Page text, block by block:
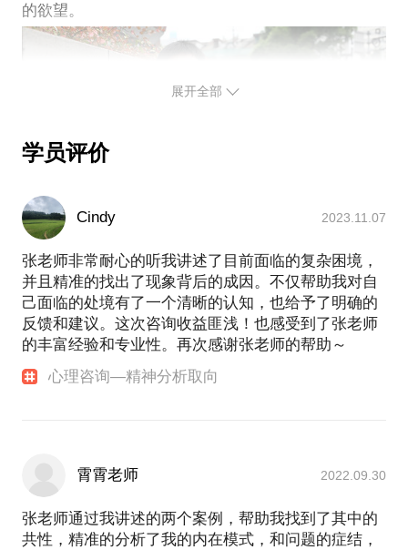
评估程度轻重；
是否引起了自己较大的情绪波动（主要是负面情绪的
【在行郑重提示】：此话题内容仅为该行家在心理领
域的的个人经验、意见或观点，仅供学员参考所用。
如您或您的家人有诊疗需求，在行请您前往正规医院
进行就诊。本话题内容及行家观点不代表平台观点，
展开全部
学员评价
Cindy 2023.11.07
张老师非常耐心的听我讲述了目前面临的复杂困境，
并且精准的找出了现象背后的成因。不仅帮助我对自
己面临的处境有了一个清晰的认知，也给予了明确的
反馈和建议。这次咨询收益匪浅！也感受到了张老师
的丰富经验和专业性。再次感谢张老师的帮助～
心理咨询—精神分析取向
霄霄老师 2022.09.30
张老师通过我讲述的两个案例，帮助我找到了其中的
共性，精准的分析了我的内在模式，和问题的症结，